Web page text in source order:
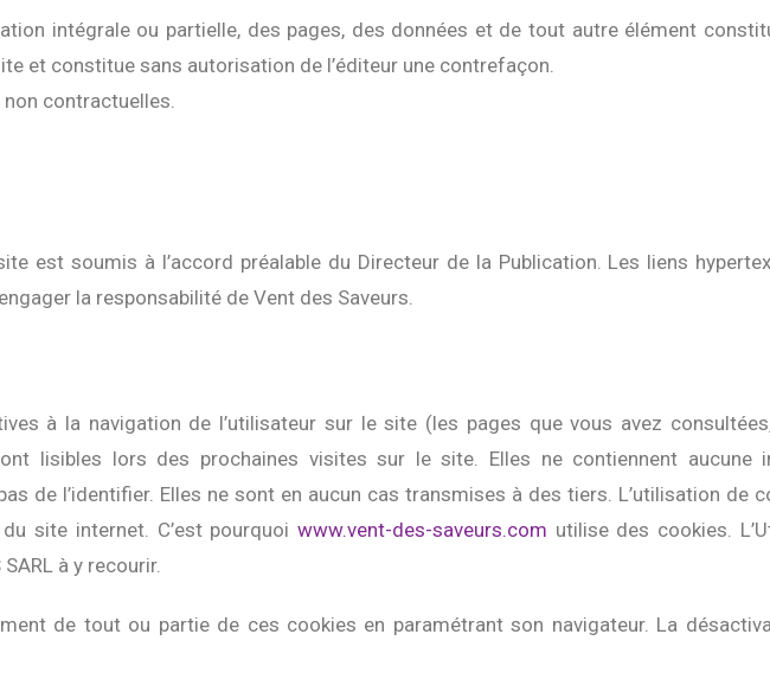
intégrale ou partielle, des pages, des données et de tout autre élément
et constitue sans autorisation de l’éditeur une contrefaçon.
contractuelles.
est soumis à l’accord préalable du Directeur de la Publication. Les liens
la responsabilité de Vent des Saveurs.
à la navigation de l’utilisateur sur le site (les pages que vous avez
lisibles lors des prochaines visites sur le site. Elles ne contiennent aucune
de l’identifier. Elles ne sont en aucun cas transmises à des tiers. L’utilisation de
site internet. C’est pourquoi www.vent-des-saveurs.com utilise des cookies.
à y recourir.
de tout ou partie de ces cookies en paramétrant son navigateur. La